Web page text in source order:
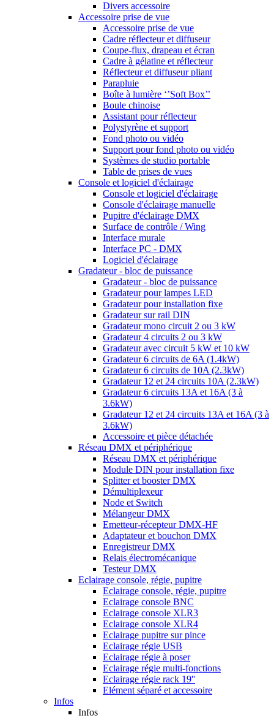
Divers accessoire
Accessoire prise de vue
Accessoire prise de vue
Cadre réflecteur et diffuseur
Coupe-flux, drapeau et écran
Cadre à gélatine et réflecteur
Réflecteur et diffuseur pliant
Parapluie
Boîte à lumière ‘’Soft Box’’
Boule chinoise
Assistant pour réflecteur
Polystyrène et support
Fond photo ou vidéo
Support pour fond photo ou vidéo
Systèmes de studio portable
Table de prises de vues
Console et logiciel d'éclairage
Console et logiciel d'éclairage
Console d'éclairage manuelle
Pupitre d'éclairage DMX
Surface de contrôle / Wing
Interface murale
Interface PC - DMX
Logiciel d'éclairage
Gradateur - bloc de puissance
Gradateur - bloc de puissance
Gradateur pour lampes LED
Gradateur pour installation fixe
Gradateur sur rail DIN
Gradateur mono circuit 2 ou 3 kW
Gradateur 4 circuits 2 ou 3 kW
Gradateur avec circuit 5 kW et 10 kW
Gradateur 6 circuits de 6A (1.4kW)
Gradateur 6 circuits de 10A (2.3kW)
Gradateur 12 et 24 circuits 10A (2.3kW)
Gradateur 6 circuits 13A et 16A (3 à
3.6kW)
Gradateur 12 et 24 circuits 13A et 16A (3 à
3.6kW)
Accessoire et pièce détachée
Réseau DMX et périphérique
Réseau DMX et périphérique
Module DIN pour installation fixe
Splitter et booster DMX
Démultiplexeur
Node et Switch
Mélangeur DMX
Emetteur-récepteur DMX-HF
Adaptateur et bouchon DMX
Enregistreur DMX
Relais électromécanique
Testeur DMX
Eclairage console, régie, pupitre
Eclairage console, régie, pupitre
Eclairage console BNC
Eclairage console XLR3
Eclairage console XLR4
Eclairage pupitre sur pince
Eclairage régie USB
Eclairage régie à poser
Eclairage régie multi-fonctions
Eclairage régie rack 19''
Elément séparé et accessoire
Infos
Infos